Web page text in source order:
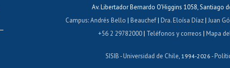
Av. Libertador Bernardo O'Higgins 1058, Santiago
Campus:Andrés Bello | Beauchef| Dra. Eloísa Díaz| Juan
+56 2 29782000| Teléfonos y correos |Mapa
SISIB -Universidad de Chile , 1994-2026 -